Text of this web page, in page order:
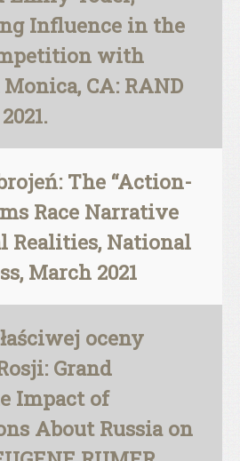
Influence in the
with
CA: RAND
The “Action-
Race Narrative
Realities, National
March 2021
oceny
Grand
Impact of
About Russia on